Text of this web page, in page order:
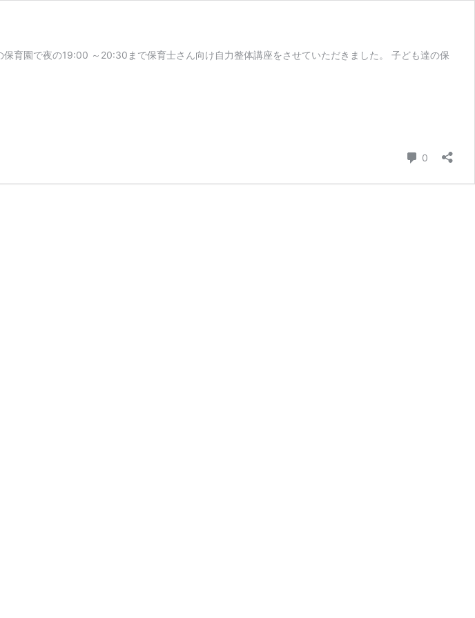
育園で夜の19:00 ～20:30まで保育士さん向け自力整体講座をさせていただきました。 子ども達の保
0 コメント